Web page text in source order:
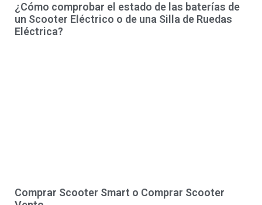
¿Cómo comprobar el estado de las baterías de
un Scooter Eléctrico o de una Silla de Ruedas
Eléctrica?
Comprar Scooter Smart o Comprar Scooter